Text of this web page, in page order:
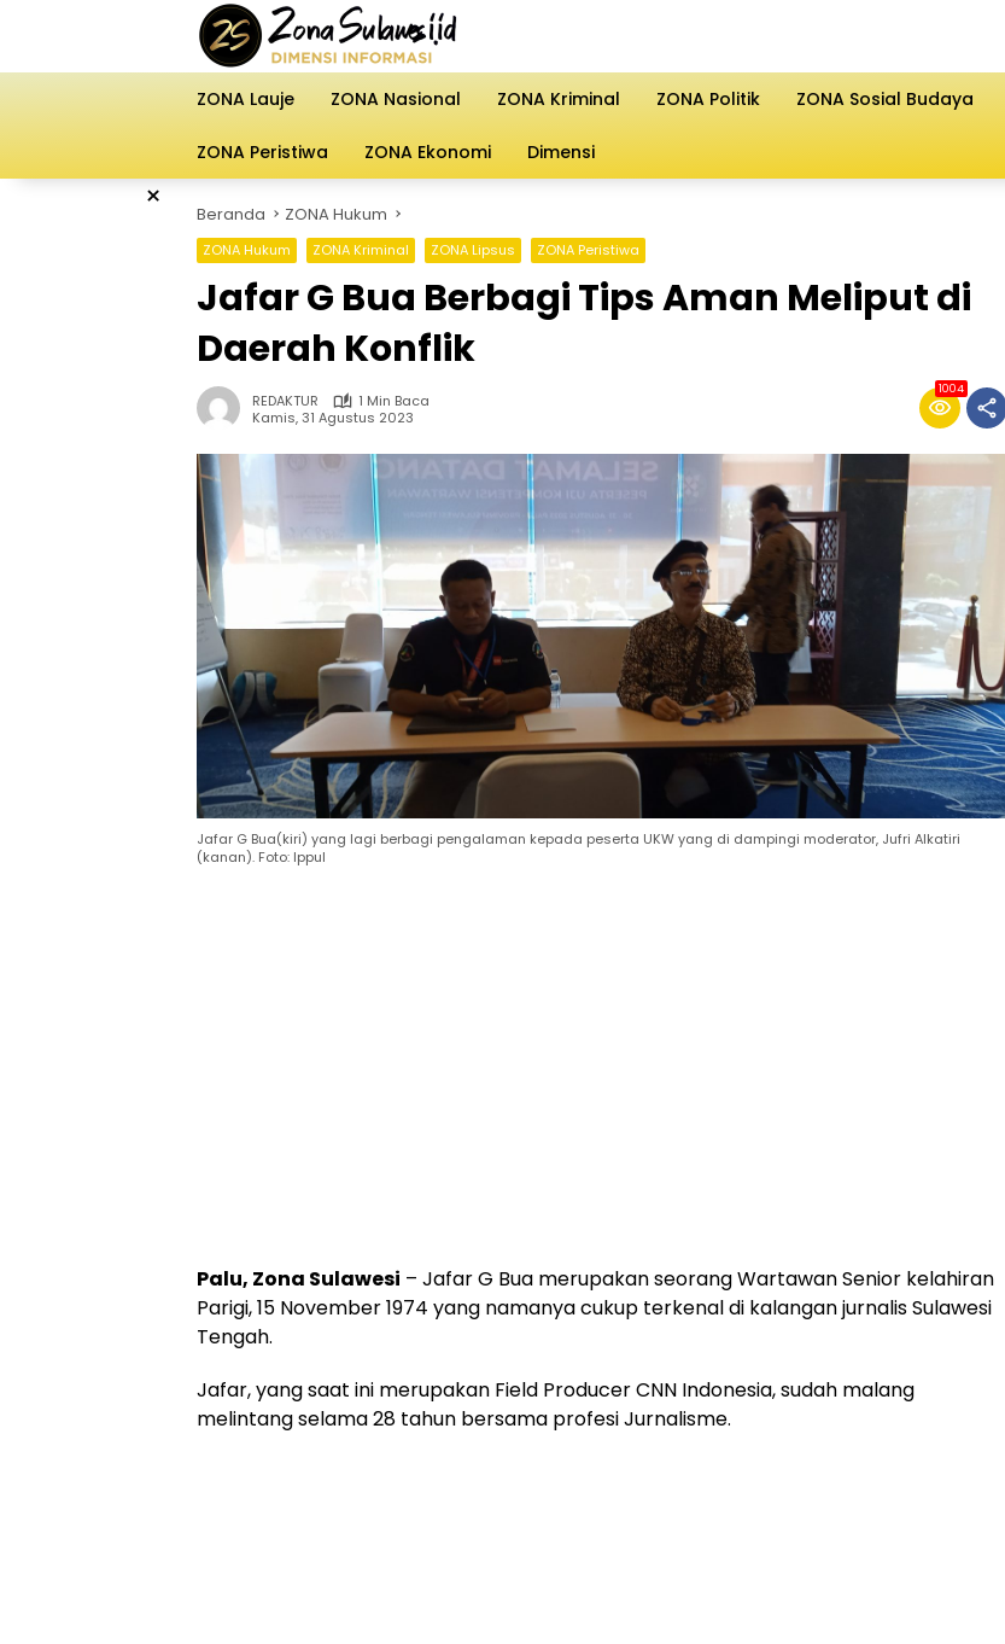
ZONA Lauje
ZONA Nasional ZONA Kriminal ZONA Politik ZONA Sosial Budaya
ZONA Peristiwa ZONA Ekonomi Dimensi
× Beranda ZONA Hukum
ZONA Hukum ZONA Kriminal ZONA Lipsus ZONA Peristiwa
Jafar G Bua Berbagi Tips Aman Meliput di
Daerah Konflik
REDAKTUR
1 Min Baca
Kamis, 31 Agustus 2023
1004
Jafar G Bua(kiri) yang lagi berbagi pengalaman kepada peserta UKW yang di dampingi moderator, Jufri Alkatiri
(kanan). Foto: Ippul
Palu, Zona Sulawesi – Jafar G Bua merupakan seorang Wartawan Senior kelahiran
Parigi, 15 November 1974 yang namanya cukup terkenal di kalangan jurnalis Sulawesi
Tengah.
Jafar, yang saat ini merupakan Field Producer CNN Indonesia, sudah malang
melintang selama 28 tahun bersama profesi Jurnalisme.